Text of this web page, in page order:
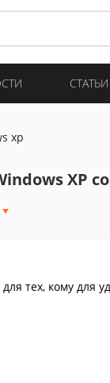
xp
XP
тех, кому для